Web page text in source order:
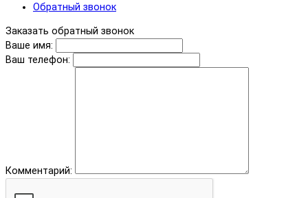
Обратный звонок
Заказать обратный звонок
Ваше имя:
Ваш телефон:
Комментарий: